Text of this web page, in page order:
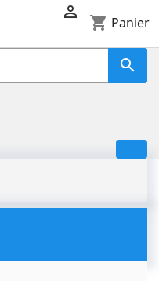
shopping_cart Panier

